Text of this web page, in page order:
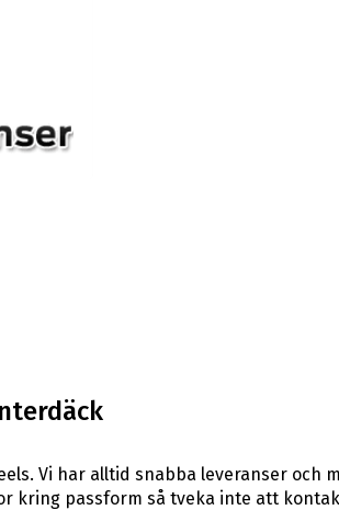
Vi har alltid snabba leveranser
kring passform så tveka inte att